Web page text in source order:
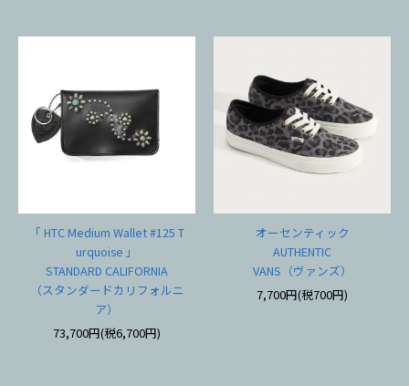
「 HTC Medium Wallet #125 T
urquoise 」
STANDARD CALIFORNIA
（スタンダードカリフォルニ
ア）
73,700円(税6,700円)
オーセンティック
AUTHENTIC
VANS（ヴァンズ）
7,700円(税700円)